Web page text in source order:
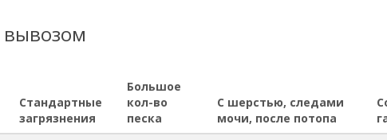
вывозом
Стандартные
загрязнения
Большое
кол-во
песка
С шерстью, следами
мочи, после потопа